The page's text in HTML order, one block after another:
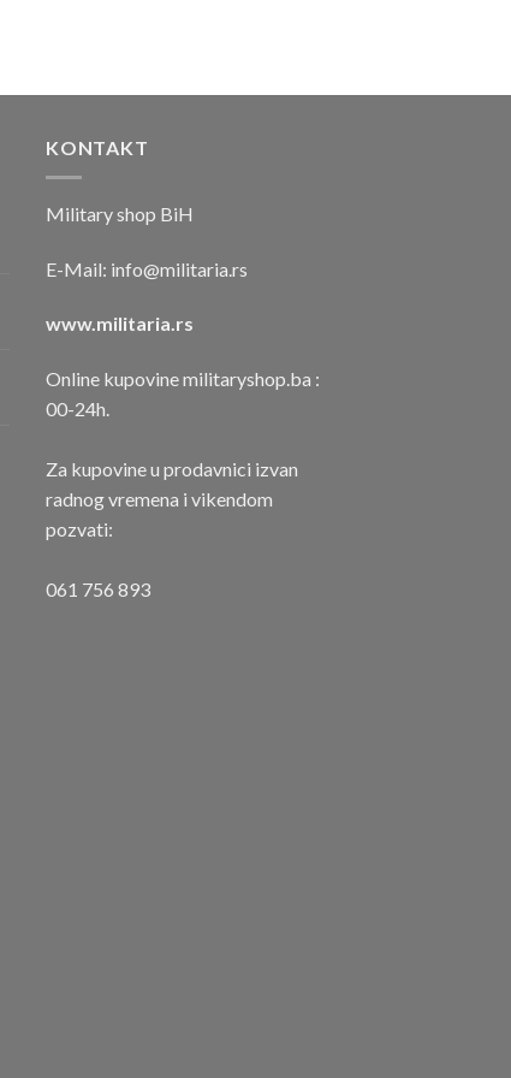
KONTAKT
Military shop BiH
E-Mail: info@militaria.rs
www.militaria.rs
Online kupovine militaryshop.ba :
00-24h.
Za kupovine u prodavnici izvan
radnog vremena i vikendom
pozvati:
061 756 893